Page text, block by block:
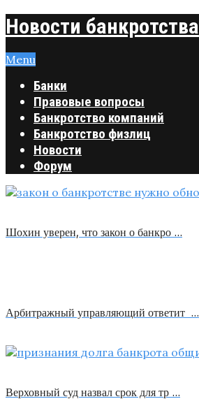
Новости банкротства
Menu
Банки
Правовые вопросы
Банкротство компаний
Банкротство физлиц
Новости
Форум
Шохин уверен, что закон о банкро …
Арбитражный управляющий ответит …
Верховный суд назвал срок для тр …